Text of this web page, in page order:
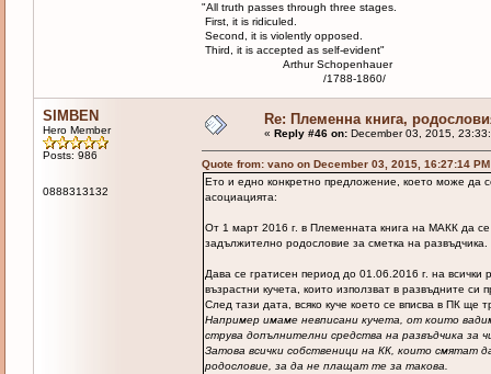
"All truth passes through three stages.
First, it is ridiculed.
Second, it is violently opposed.
Third, it is accepted as self-evident"
Arthur Schopenhauer
/1788-1860/
SIMBEN
Hero Member
Posts: 986
0888313132
Re: Племенна книга,
« Reply #46 on:December 03, 2015,
Quote from: vano on December 03, 2015, 16:27:14 PM
Ето и едно конкретно предложение, което може да
асоциацията:
От 1 март 2016 г. в Племенната книга на МАКК да се
задължително родословие за сметка на развъдчика.
Дава се гратисен период до 01.06.2016 г. на всички
възрастни кучета, които използват в развъдните
След тази дата, всяко куче което се вписва в ПК ще
Например имаме невписани кучета, от които
струва допълнителни средства на развъдчика за
Затова всички собственици на КК, които смятат
родословие, за да не плащат те за такова.